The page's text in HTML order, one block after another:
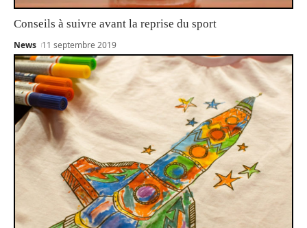
Conseils à suivre avant la reprise du sport
News 11 septembre 2019